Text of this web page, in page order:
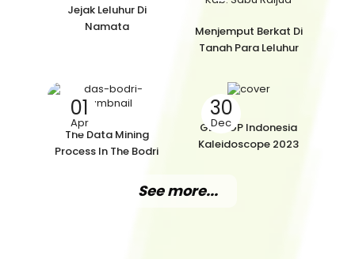
Jejak Leluhur Di
Namata
Menjemput Berkat Di
Tanah Para Leluhur
01
Apr
The Data Mining
Process In The Bodri
30
Dec
GEF SGP Indonesia
Kaleidoscope 2023
See more...